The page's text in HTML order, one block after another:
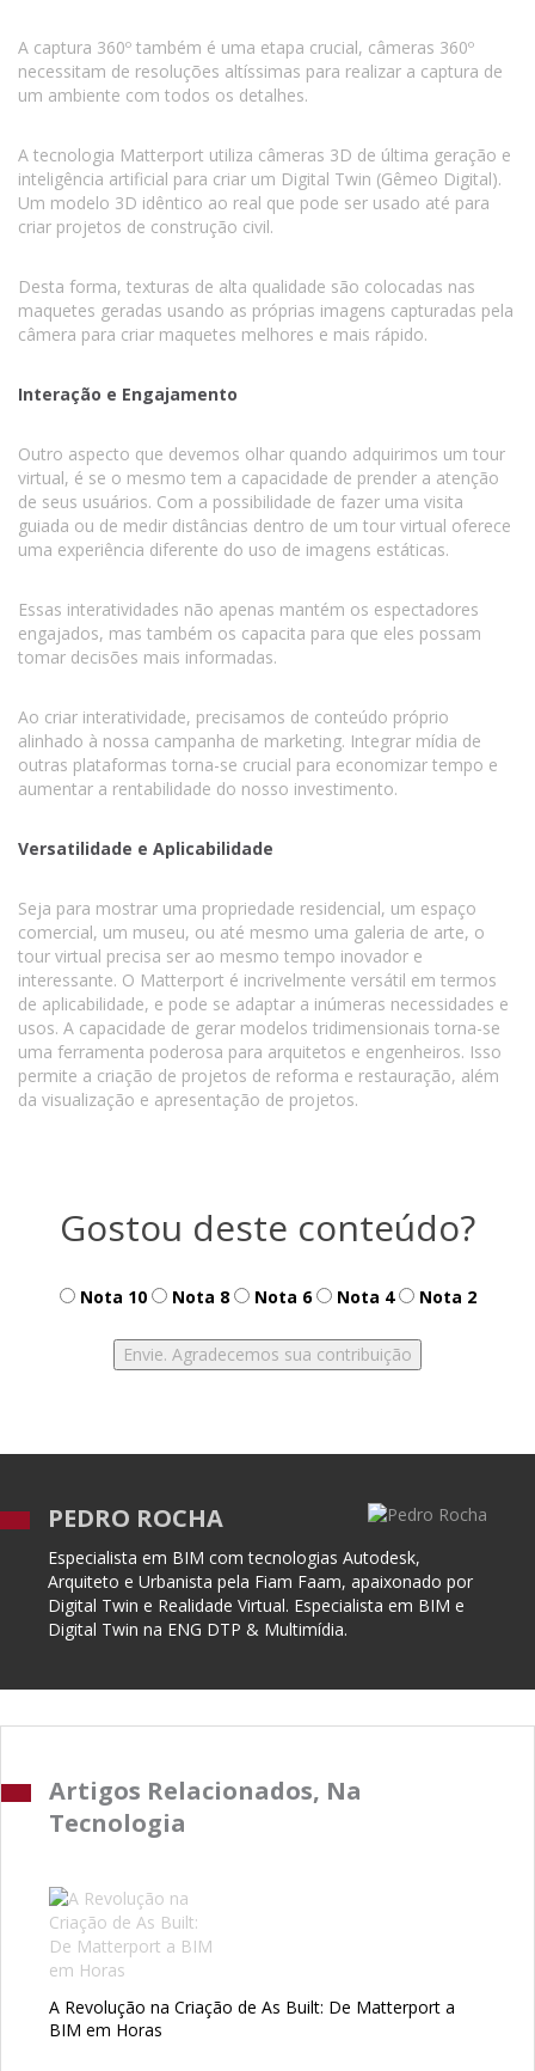
A captura 360º também é uma etapa crucial, câmeras 360º
necessitam de resoluções altíssimas para realizar a captura de
um ambiente com todos os detalhes.
A tecnologia Matterport utiliza câmeras 3D de última geração e
inteligência artificial para criar um Digital Twin (Gêmeo Digital).
Um modelo 3D idêntico ao real que pode ser usado até para
criar projetos de construção civil.
Desta forma, texturas de alta qualidade são colocadas nas
maquetes geradas usando as próprias imagens capturadas pela
câmera para criar maquetes melhores e mais rápido.
Interação e Engajamento
Outro aspecto que devemos olhar quando adquirimos um tour
virtual, é se o mesmo tem a capacidade de prender a atenção
de seus usuários. Com a possibilidade de fazer uma visita
guiada ou de medir distâncias dentro de um tour virtual oferece
uma experiência diferente do uso de imagens estáticas.
Essas interatividades não apenas mantém os espectadores
engajados, mas também os capacita para que eles possam
tomar decisões mais informadas.
Ao criar interatividade, precisamos de conteúdo próprio
alinhado à nossa campanha de marketing. Integrar mídia de
outras plataformas torna-se crucial para economizar tempo e
aumentar a rentabilidade do nosso investimento.
Versatilidade e Aplicabilidade
Seja para mostrar uma propriedade residencial, um espaço
comercial, um museu, ou até mesmo uma galeria de arte, o
tour virtual precisa ser ao mesmo tempo inovador e
interessante. O Matterport é incrivelmente versátil em termos
de aplicabilidade, e pode se adaptar a inúmeras necessidades e
usos. A capacidade de gerar modelos tridimensionais torna-se
uma ferramenta poderosa para arquitetos e engenheiros. Isso
permite a criação de projetos de reforma e restauração, além
da visualização e apresentação de projetos.
Gostou deste conteúdo?
Nota 10 Nota 8 Nota 6 Nota 4 Nota 2
PEDRO ROCHA
Especialista em BIM com tecnologias Autodesk,
Arquiteto e Urbanista pela Fiam Faam, apaixonado por
Digital Twin e Realidade Virtual. Especialista em BIM e
Digital Twin na ENG DTP & Multimídia.
Artigos Relacionados, Na
Tecnologia
A Revolução na Criação de As Built: De Matterport a
BIM em Horas